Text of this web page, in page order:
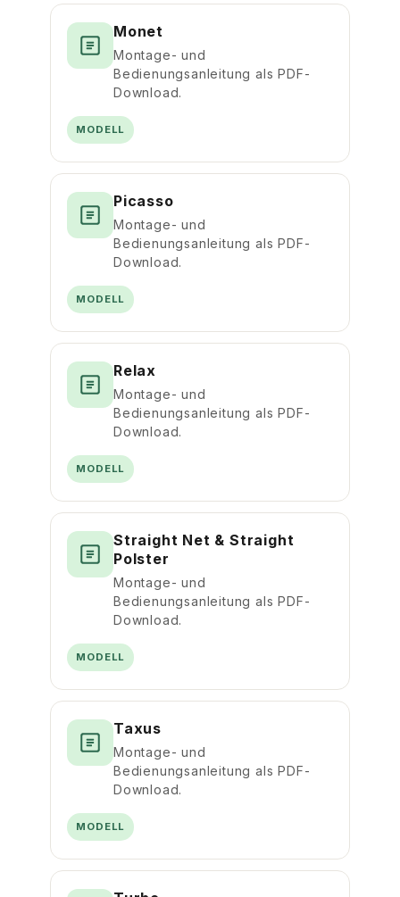
Monet
Montage- und
Bedienungsanleitung als PDF-
Download.
MODELL
Picasso
Montage- und
Bedienungsanleitung als PDF-
Download.
MODELL
Relax
Montage- und
Bedienungsanleitung als PDF-
Download.
MODELL
Straight Net & Straight
Polster
Montage- und
Bedienungsanleitung als PDF-
Download.
MODELL
Taxus
Montage- und
Bedienungsanleitung als PDF-
Download.
MODELL